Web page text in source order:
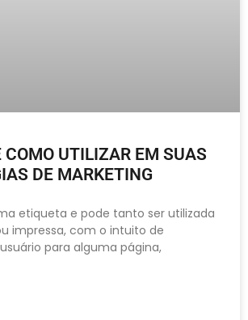
COMO UTILIZAR EM SUAS
DE MARKETING
etiqueta e pode tanto ser utilizada
impressa, com o intuito de
para alguma página,